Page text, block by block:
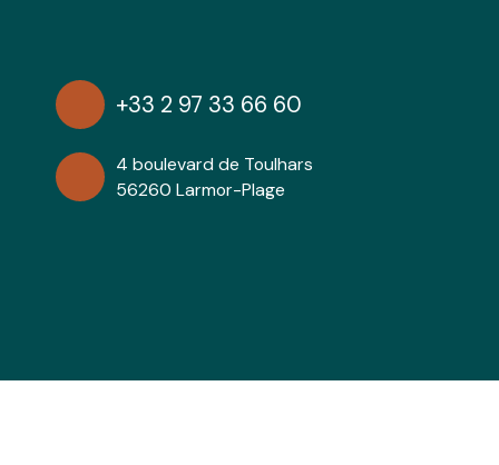
+33 2 97 33 66 60
4 boulevard de Toulhars
56260 Larmor-Plage